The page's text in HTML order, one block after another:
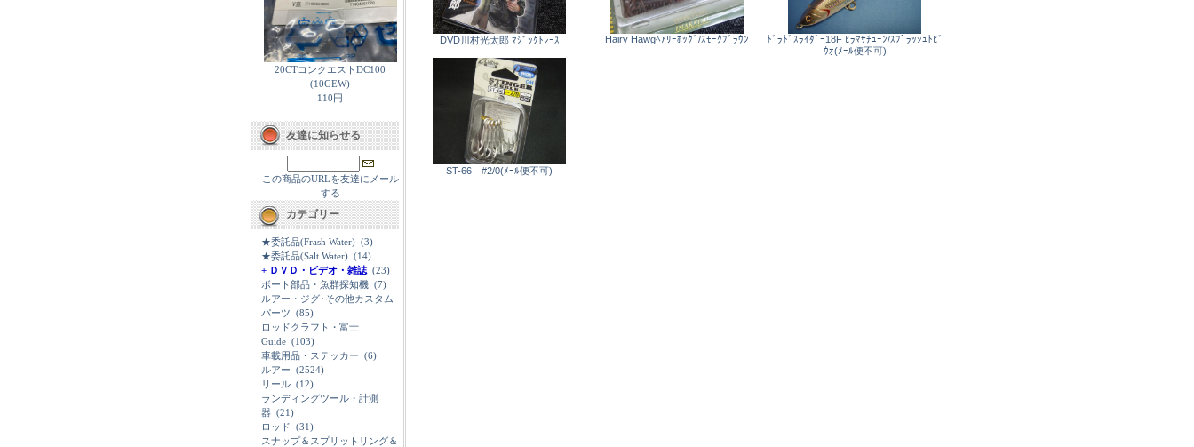
20CTコンクエストDC100
(10GEW)
110円
友達に知らせる
この商品のURLを友達にメール
する
カテゴリー
★委託品(Frash Water) (3)
★委託品(Salt Water) (14)
+ ＤＶＤ・ビデオ・雑誌 (23)
ボート部品・魚群探知機 (7)
ルアー・ジグ･その他カスタム
パーツ (85)
ロッドクラフト・富士
Guide (103)
車載用品・ステッカー (6)
ルアー (2524)
リール (12)
ランディングツール・計測
器 (21)
ロッド (31)
スナップ＆スプリットリング＆
DVD川村光太郎 ﾏｼﾞｯｸﾄﾚｰｽ Hairy Hawgﾍｱﾘｰﾎｯｸﾞ/ｽﾓｰｸﾌﾞﾗｳﾝ
ﾄﾞﾗﾄﾞｽﾗｲﾀﾞｰ18F ﾋﾗﾏｻﾁｭｰﾝ/ｽﾌﾟﾗｯｼｭﾄﾋﾞ
ｳｵ(ﾒｰﾙ便不可)
ST-66 #2/0(ﾒｰﾙ便不可)